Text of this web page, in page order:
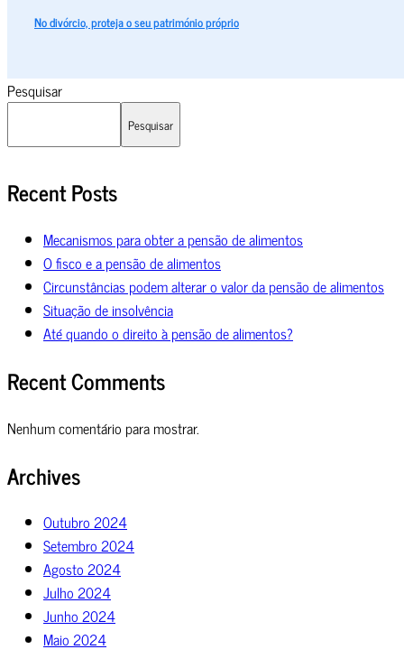
No divórcio, proteja o seu património próprio
Pesquisar
Pesquisar
Recent Posts
Mecanismos para obter a pensão de alimentos
O fisco e a pensão de alimentos
Circunstâncias podem alterar o valor da pensão de alimentos
Situação de insolvência
Até quando o direito à pensão de alimentos?
Recent Comments
Nenhum comentário para mostrar.
Archives
Outubro 2024
Setembro 2024
Agosto 2024
Julho 2024
Junho 2024
Maio 2024